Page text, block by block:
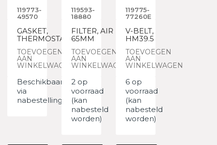
119773-
49570
GASKET,
THERMOSTAT
TOEVOEGEN
AAN
WINKELWAGEN
Beschikbaar
via
nabestelling
119593-
18880
FILTER, AIR
65MM
TOEVOEGEN
AAN
WINKELWAGEN
2 op
voorraad
(kan
nabesteld
worden)
119775-
77260E
V-BELT,
HM39.5
TOEVOEGEN
AAN
WINKELWAGEN
6 op
voorraad
(kan
nabesteld
worden)